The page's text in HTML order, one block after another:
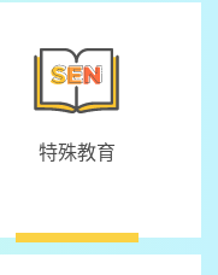
特殊教育